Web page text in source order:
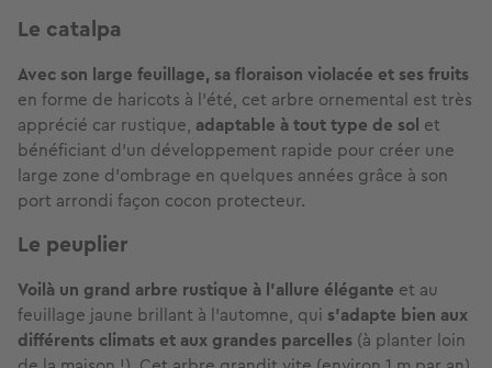
Le catalpa
Avec son large feuillage, sa floraison violacée et ses fruits
en forme de haricots à l’été, cet arbre ornemental est très
apprécié car rustique, adaptable à tout type de sol et
bénéficiant d’un développement rapide pour créer une
large zone d’ombrage en quelques années grâce à son
port arrondi façon cocon protecteur.
Le peuplier
Voilà un grand arbre rustique à l’allure élégante et au
feuillage jaune brillant à l’automne, qui s’adapte bien aux
différents climats et aux grandes parcelles (à planter loin